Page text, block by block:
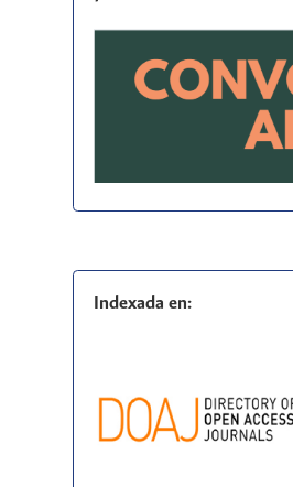
Indexada en: